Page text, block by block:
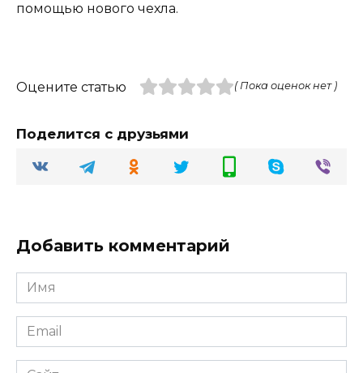
помощью нового чехла.
Оцените статью ( Пока оценок нет )
Поделится с друзьями
Добавить комментарий
Имя
Email
Сайт